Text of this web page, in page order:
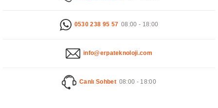
0530 238 95 57 08:00 - 18:00
info@erpateknoloji.com
Canlı Sohbet 08:00 - 18:00